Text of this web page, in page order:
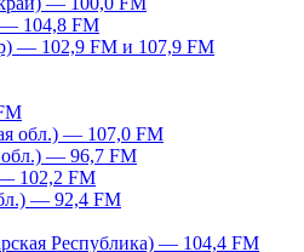
104,8 FM
— 102,9 FM и 107,9 FM
обл.) — 107,0 FM
обл.) — 96,7 FM
102,2 FM
— 92,4 FM
Республика) — 104,4 FM